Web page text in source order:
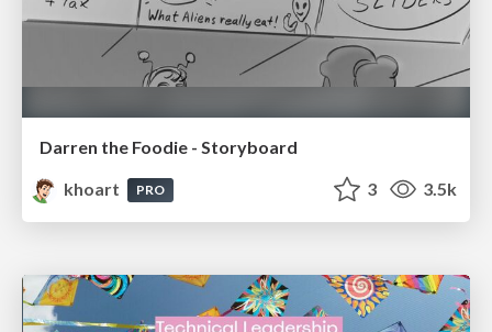
Darren the Foodie - Storyboard
khoart
PRO 3 3.5k